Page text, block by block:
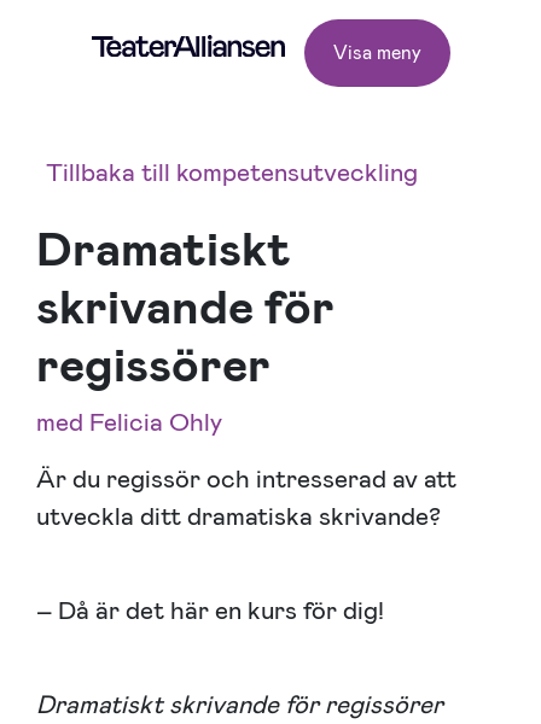
Visa meny
Tillbaka till kompetensutveckling
Dramatiskt
skrivande för
regissörer
med Felicia Ohly
Är du regissör och intresserad av att
utveckla ditt dramatiska skrivande?
– Då är det här en kurs för dig!
Dramatiskt skrivande för regissörer